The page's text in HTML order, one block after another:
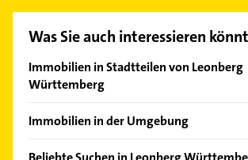
auswählen. Hier finden Sie alle
Was Sie auch interessieren
Immobilien in Stadtteilen von Leonberg
Württemberg
Höfingen
Immobilien in der Umgebung
Gerlingen